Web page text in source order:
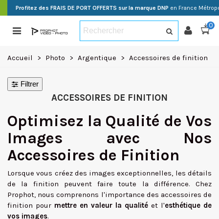
Profitez des FRAIS DE PORT OFFERTS sur la marque DNP en France
0
Accueil > Photo > Argentique > Accessoires de finition
Filtrer
ACCESSOIRES DE FINITION
Optimisez la Qualité de Vos
Images avec Nos
Accessoires de Finition
Lorsque vous créez des images exceptionnelles, les détails
de la finition peuvent faire toute la différence. Chez
Prophot, nous comprenons l'importance des accessoires de
finition pour mettre en valeur la qualité et l'esthétique de
vos images.